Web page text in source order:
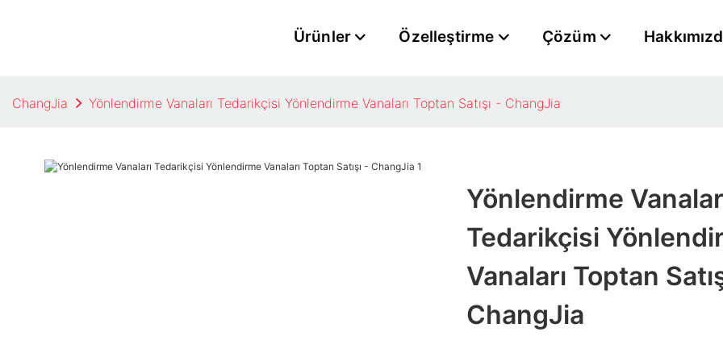
Ürünler Özelleştirme Çözüm
ChangJia Yönlendirme Vanaları Tedarikçisi​ Yönlendirme Vanaları Toptan Satışı - ChangJia
Yönlendirme
Tedarikçisi​
Vanaları Toptan
ChangJia